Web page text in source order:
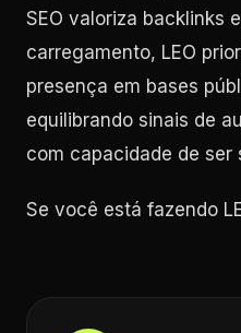
SEO valoriza backlinks
carregamento, LEO
presença em bases
equilibrando sinais de
com capacidade de ser
Se você está fazendo